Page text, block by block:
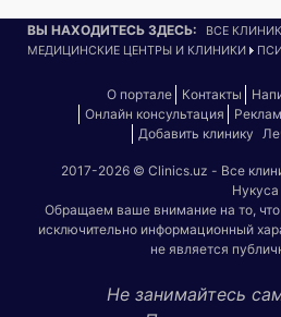
ВЫ НАХОДИТЕСЬ ЗДЕСЬ:
ВСЕ
МЕДИЦИНСКИЕ ЦЕНТРЫ И КЛИНИКИ
О портале Контакты
Онлайн консультация
Добавить клинику
2017-2026 © Clinics.uz - Все
Нукуса
Обращаем ваше внимание на то, что
исключительно информационный
не является
Не занимайтесь